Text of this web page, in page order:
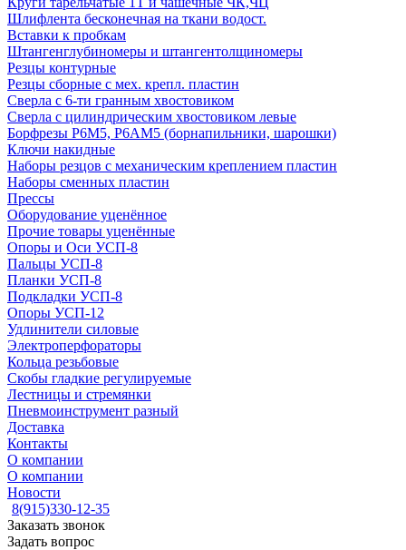
Шлифлента бесконечная на ткани водост.
Вставки к пробкам
Штангенглубиномеры и штангентолщиномеры
Резцы контурные
Резцы сборные с мех. крепл. пластин
Сверла с 6-ти гранным хвостовиком
Сверла с цилиндрическим хвостовиком левые
Борфрезы Р6М5, Р6АМ5 (борнапильники, шарошки)
Ключи накидные
Наборы резцов с механическим креплением пластин
Наборы сменных пластин
Прессы
Оборудование уценённое
Прочие товары уценённые
Опоры и Оси УСП-8
Пальцы УСП-8
Планки УСП-8
Подкладки УСП-8
Опоры УСП-12
Удлинители силовые
Электроперфораторы
Кольца резьбовые
Скобы гладкие регулируемые
Лестницы и стремянки
Пневмоинструмент разный
Доставка
Контакты
О компании
О компании
Новости
8(915)330-12-35
Заказать звонок
Задать вопрос